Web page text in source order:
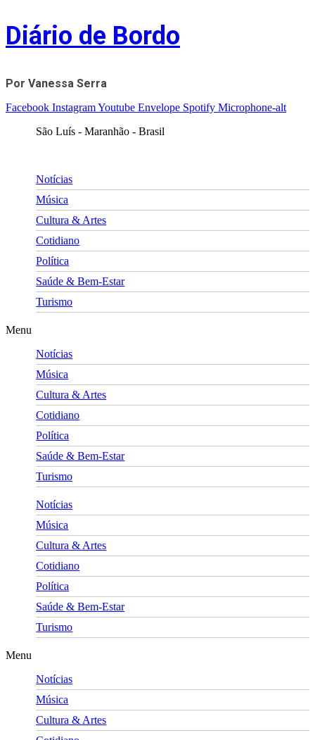
Skip
to
content
Diário de Bordo
Por Vanessa Serra
Facebook InstagramYoutube Envelope Spotify Microphone-alt
São Luís - Maranhão - Brasil
Notícias
Música
Cultura & Artes
Cotidiano
Política
Saúde & Bem-Estar
Turismo
Menu
Notícias
Música
Cultura & Artes
Cotidiano
Política
Saúde & Bem-Estar
Turismo
Notícias
Música
Cultura & Artes
Cotidiano
Política
Saúde & Bem-Estar
Turismo
Menu
Notícias
Música
Cultura & Artes